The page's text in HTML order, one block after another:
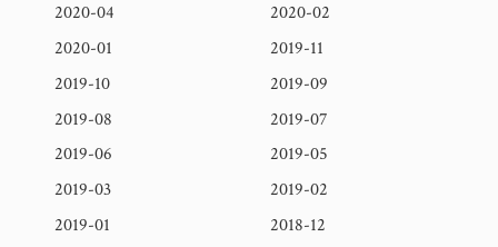
2020-04
2020-02
2020-01
2019-11
2019-10
2019-09
2019-08
2019-07
2019-06
2019-05
2019-03
2019-02
2019-01
2018-12